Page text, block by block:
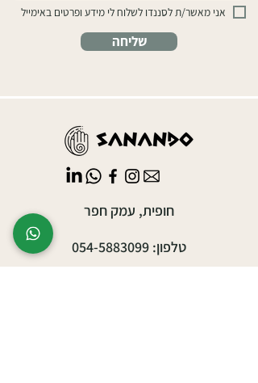
חופית, עמק חפר
טלפון:054-5883099
אני מאשר/ת לסננדו לשלוח לי מידע ופרטים באימייל
שליחה